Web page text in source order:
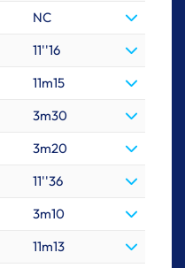
NC
11''16
11m15
3m30
3m20
11''36
3m10
11m13